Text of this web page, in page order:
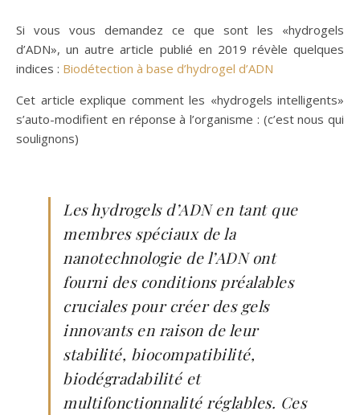
Si vous vous demandez ce que sont les «hydrogels
d’ADN», un autre article publié en 2019 révèle quelques
indices : Biodétection à base d’hydrogel d’ADN
Cet article explique comment les «hydrogels intelligents»
s’auto-modifient en réponse à l’organisme : (c’est nous qui
soulignons)
Les hydrogels d’ADN en tant que
membres spéciaux de la
nanotechnologie de l’ADN ont
fourni des conditions préalables
cruciales pour créer des gels
innovants en raison de leur
stabilité, biocompatibilité,
biodégradabilité et
multifonctionnalité réglables. Ces